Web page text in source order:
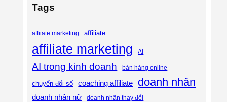
Tags
affiiate marketing affiliate
affiliate marketing AI
AI trong kinh doanh bán hàng online
chuyển đổi số coaching affiliate doanh nhân
doanh nhân nữ doanh nhân thay đổi